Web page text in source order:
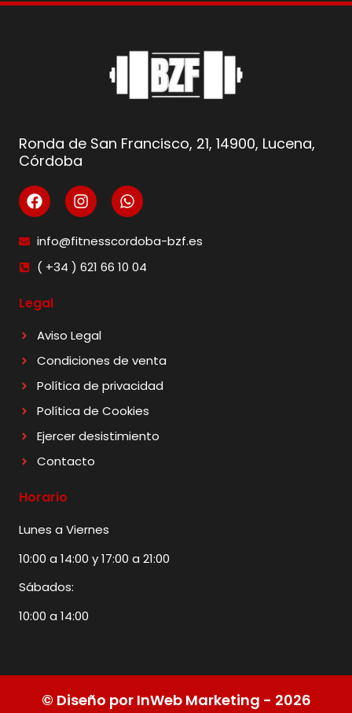
Ronda de San Francisco, 21, 14900, Lucena,
Córdoba
info@fitnesscordoba-bzf.es
( +34 ) 621 66 10 04
Legal
Aviso Legal
Condiciones de venta
Política de privacidad
Política de Cookies
Ejercer desistimiento
Contacto
Horario
Lunes a Viernes
10:00 a 14:00 y 17:00 a 21:00
Sábados:
10:00 a 14:00
© Diseño por InWeb Marketing - 2026